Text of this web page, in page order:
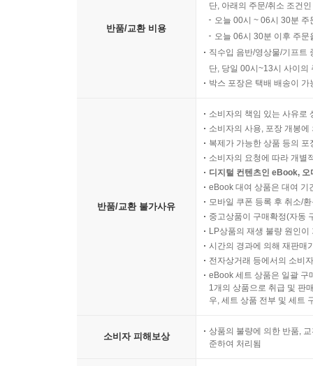
반품/교환 비용
단, 아래의 주문/취소 조건
오늘 00시 ~ 06시 30분
오늘 06시 30분 이후 주
직수입 음반/영상물/기프트
단, 당일 00시~13시 사이의
박스 포장은 택배 배송이
반품/교환 불가사유
소비자의 책임 있는 사유로
소비자의 사용, 포장 개봉
복제가 가능한 상품 등의
소비자의 요청에 따라 개별
디지털 컨텐츠인 eBook,
eBook 대여 상품은 대여 기
모바일 쿠폰 등록 후 취소/
중고상품이 구매확정(자동
LP상품의 재생 불량 원인
시간의 경과에 의해 재판매
전자상거래 등에서의 소비
eBook 세트 상품은 일괄 구
1개의 상품으로 취급 및 판
우, 세트 상품 전부 및 세트
소비자 피해보상
상품의 불량에 의한 반품,
준하여 처리됨